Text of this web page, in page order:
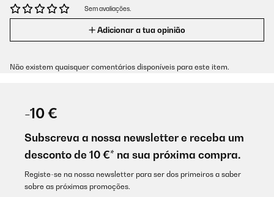
Sem avaliações.
Adicionar a tua opinião
Não existem quaisquer comentários disponíveis para este item.
-10 €
Subscreva a nossa newsletter e receba um
desconto de 10 €* na sua próxima compra.
Registe-se na nossa newsletter para ser dos primeiros a saber
sobre as próximas promoções.